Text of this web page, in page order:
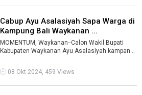
Cabup Ayu Asalasiyah Sapa Warga di
Kampung Bali Waykanan ...
MOMENTUM, Waykanan--Calon Wakil Bupati
Kabupaten Waykanan Ayu Asalasiyah kampanye
08 Okt 2024, 459 Views